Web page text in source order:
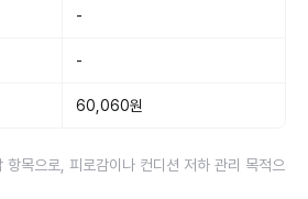
-
-
60,060원
항목으로, 피로감이나 컨디션 저하 관리 목적으